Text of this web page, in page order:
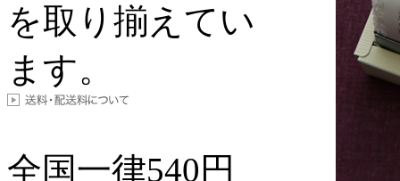
を取り揃えてい
ます。
全国一律540円